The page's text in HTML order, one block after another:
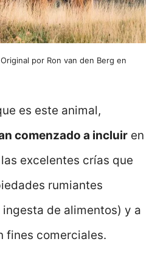
por Ron van den Berg en
es este animal,
comenzado a incluir en
excelentes crías que
rumiantes
de alimentos) y a
fines comerciales.